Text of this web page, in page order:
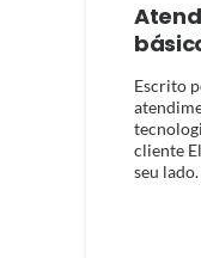
Escrito
cliente
seu